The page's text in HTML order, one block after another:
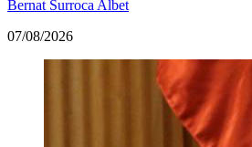
Bernat Surroca Albet
07/08/2026